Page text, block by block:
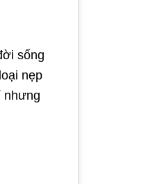
sống
nẹp
nhưng